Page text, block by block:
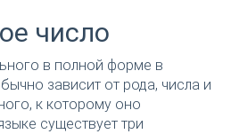
число
в полной форме в
зависит от рода, числа и
к которому оно
существует три